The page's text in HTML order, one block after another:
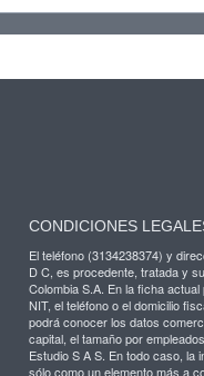
CONDICIONES
El teléfono (3134238374) y
D C, es procedente, tratada y
Colombia S.A. En la ficha
NIT, el teléfono o el domicilio
podrá conocer los datos
capital, el tamaño por
Estudio S A S. En todo caso, la
sólo como un elemento más a